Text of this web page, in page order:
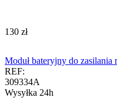
‍130‍ zł
Moduł bateryjny do zasilania
REF:
309334A
Wysyłka 24h